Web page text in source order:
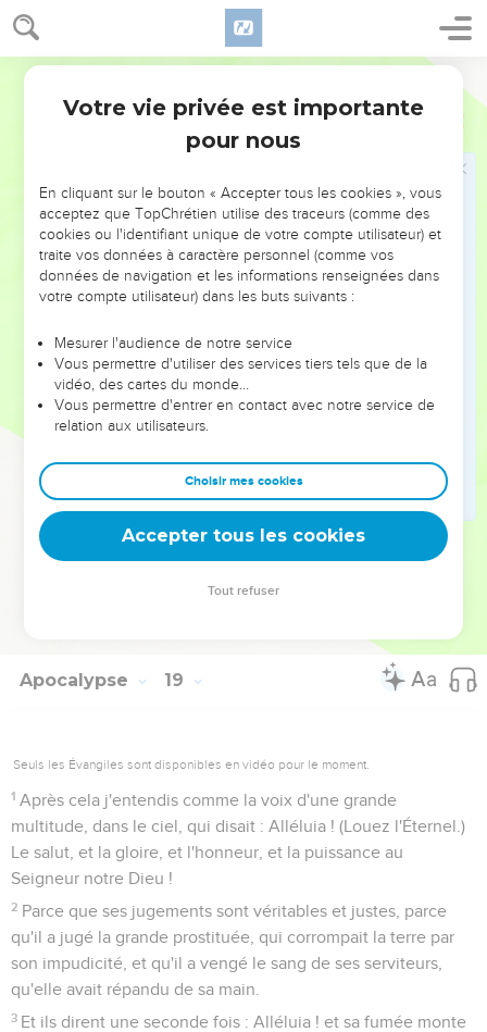
lamentant, ils criaient et disaient : Malheur ! malheur ! la
grande cité, où tous ceux qui avaient des vaisseaux sur mer
s'étaient enrichis par son opulence, en une seule heure a été
réduite en désert !
O ciel, réjouis-toi à cause d'elle, ainsi que vous, saints
elle à cause de vous.
Alors un ange puissant prit une pierre comme une grande
meule, et la jeta dans la mer, en disant : Ainsi sera précipitée
avec violence Babylone, la grande ville, et on ne la
retrouvera plus.
Et le son des joueurs de harpe, des musiciens, des joueurs
de flûte et des joueurs de trompettes ne sera plus entendu
au milieu de toi ; aucun artisan, de quelque métier que ce
soit, ne s'y trouvera plus ; et le bruit de la meule n'y sera plus
entendu.
La lumière de la lampe n'y luira plus, et l'on n'y entendra
plus la voix de l'époux et de l'épouse ; parce que tes
marchands étaient les grands de la terre ; parce que toutes
les nations ont été séduites par tes enchantements ;
Et que c'est en elle qu'a été trouvé le sang des prophètes
Apocalypse 19
Seuls les Évangiles sont disponibles en vidéo pour le moment.
1 Après cela j'entendis comme la voix d'une grande
multitude, dans le ciel, qui disait : Alléluia ! (Louez l'Éternel.)
Le salut, et la gloire, et l'honneur, et la puissance au
Seigneur notre Dieu !
2 Parce que ses jugements sont véritables et justes, parce
qu'il a jugé la grande prostituée, qui corrompait la terre par
son impudicité, et qu'il a vengé le sang de ses serviteurs,
qu'elle avait répandu de sa main.
3 Et ils dirent une seconde fois : Alléluia ! et sa fumée monte
Votre vie privée est importante
pour nous
En cliquant sur le bouton « Accepter tous les cookies », vous
acceptez que TopChrétien utilise des traceurs (comme des
cookies ou l'identifiant unique de votre compte utilisateur) et
traite vos données à caractère personnel (comme vos
données de navigation et les informations renseignées dans
votre compte utilisateur) dans les buts suivants :
Mesurer l'audience de notre service
Vous permettre d'utiliser des services tiers tels que de la
vidéo, des cartes du monde…
Vous permettre d'entrer en contact avec notre service de
relation aux utilisateurs.
Choisir mes cookies
Accepter tous les cookies
Tout refuser